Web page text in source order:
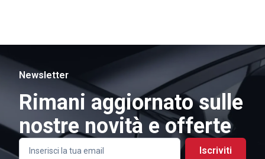
Newsletter
Rimani aggiornato sulle
nostre novità e offerte
Iscriviti